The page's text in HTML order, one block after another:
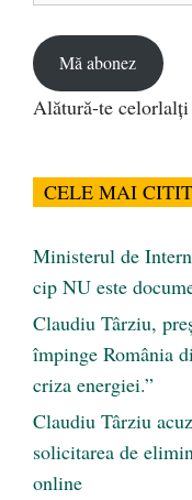
Mă abonez
Alătură-te celorlalți
CELE MAI
Ministerul de
cip NU este
Claudiu Târziu,
împinge România
criza energiei.”
Claudiu Târziu
solicitarea de
online